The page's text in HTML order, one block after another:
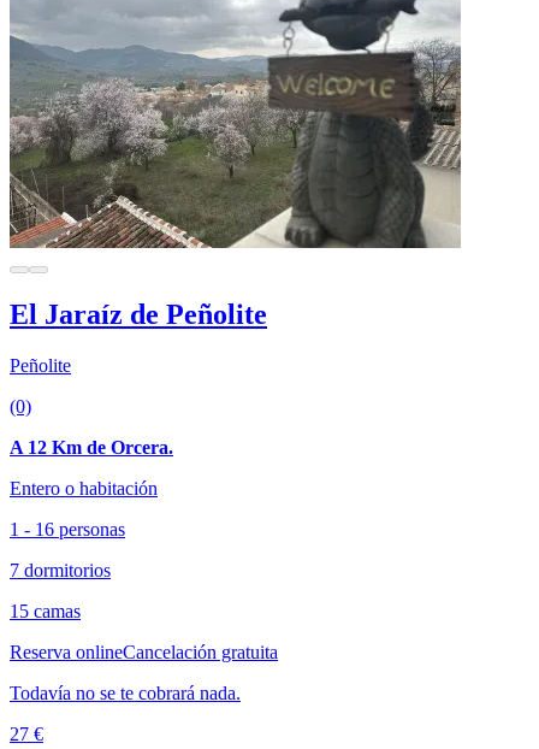
El Jaraíz de Peñolite
Peñolite
(0)
A 12 Km de Orcera.
Entero o habitación
1 - 16 personas
7 dormitorios
15 camas
Reserva onlineCancelación gratuita
Todavía no se te cobrará nada.
27 €